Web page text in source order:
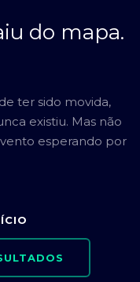
do mapa.
ter sido movida,
existiu. Mas não
esperando por